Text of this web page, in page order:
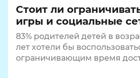
Стоит ли
игры и социальные
83% родителей детей в
лет хотели бы
ограничивающим время